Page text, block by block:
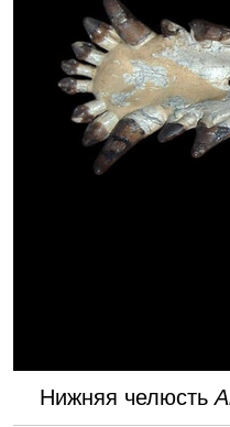
Нижняя челюсть